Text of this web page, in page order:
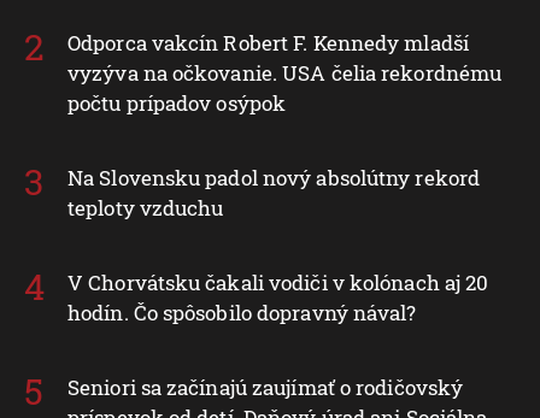
Odporca vakcín Robert F. Kennedy mladší
vyzýva na očkovanie. USA čelia rekordnému
počtu prípadov osýpok
Na Slovensku padol nový absolútny rekord
teploty vzduchu
V Chorvátsku čakali vodiči v kolónach aj 20
hodín. Čo spôsobilo dopravný nával?
Seniori sa začínajú zaujímať o rodičovský